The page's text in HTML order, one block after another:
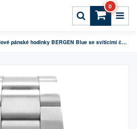
0
LAVVU Ocelové pánské hodinky BERGEN Blue se svítícími čísly